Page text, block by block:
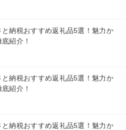
納税おすすめ返礼品5選！魅力か
紹介！
と納税おすすめ返礼品5選！魅力か
紹介！
納税おすすめ返礼品5選！魅力か